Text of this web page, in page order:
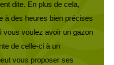
dite. En plus de cela,
à des heures bien précises
vous voulez avoir un gazon
de celle-ci à un
vous proposer ses